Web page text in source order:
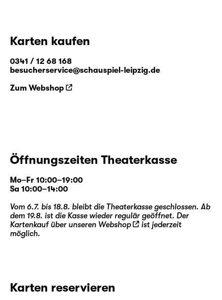
Karten kaufen
0341 / 12 68 168
besucherservice@schauspiel-leipzig.de
Zum Webshop
Öffnungszeiten Theaterkasse
Mo–Fr 10:00–19:00
Sa 10:00–14:00
Vom 6.7. bis 18.8. bleibt die Theaterkasse geschlossen. Ab
dem 19.8. ist die Kasse wieder regulär geöffnet. Der
Kartenkauf über unseren Webshop
ist jederzeit
möglich.
Karten reservieren